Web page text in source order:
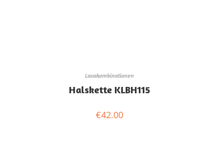
Lavakombinationen
Halskette KLBH115
€42.00